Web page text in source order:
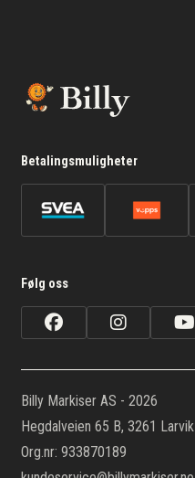
Betalingsmuligheter
Følg oss
Billy Markiser AS - 2026
Hegdalveien 65 B, 3261 Larvik
Org.nr: 933870189